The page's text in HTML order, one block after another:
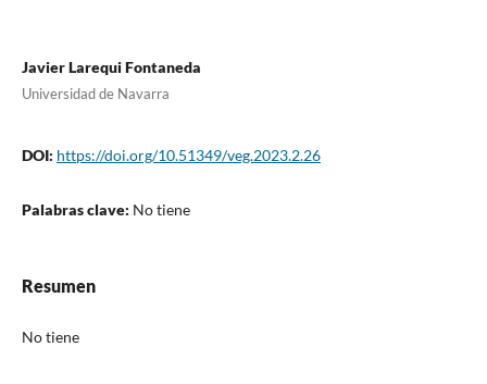
Javier Larequi Fontaneda
Universidad de Navarra
DOI: https://doi.org/10.51349/veg.2023.2.26
Palabras clave: No tiene
Resumen
No tiene